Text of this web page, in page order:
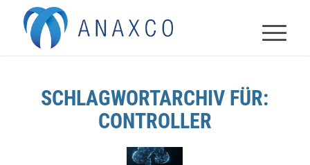
SCHLAGWORTARCHIV FÜR:
CONTROLLER